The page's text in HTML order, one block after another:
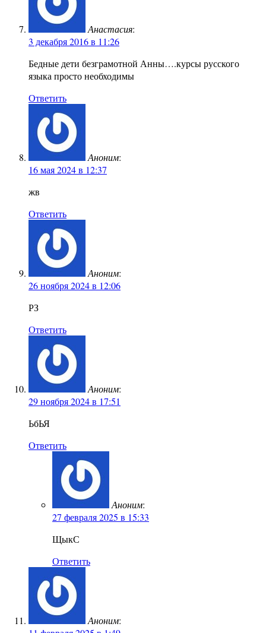
Анастасия:
3 декабря 2016 в 11:26
Бедные дети безграмотной Анны….курсы русского
языка просто необходимы
Ответить
Аноним:
16 мая 2024 в 12:37
жв
Ответить
Аноним:
26 ноября 2024 в 12:06
РЗ
Ответить
Аноним:
29 ноября 2024 в 17:51
ЬбЬЯ
Ответить
Аноним:
27 февраля 2025 в 15:33
ЩыкС
Ответить
Аноним: